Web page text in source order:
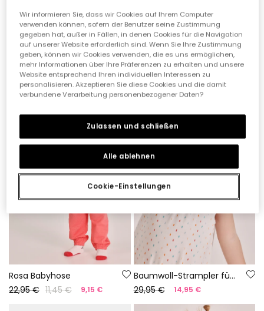
Rosa Baumwollset für Babys
27,95 €
13,95 €
Baumwoll-Weißen Baby-Strampler
22,95 €
11,45 €
Rosa Babyhose
22,95 € 11,45 € 9,15 €
Baumwoll-Strampler für Babys in Weiß
29,95 €
14,95 €
Wir informieren Sie, dass wir Cookies auf Ihrem Computer
verwenden können, sofern der Benutzer seine Zustimmung
gegeben hat, außer in Fällen, in denen Cookies für die Navigation
auf unserer Website erforderlich sind. Wenn Sie Ihre Zustimmung
geben, können wir Cookies verwenden, die es uns ermöglichen,
mehr Informationen über Ihre Präferenzen zu erhalten und unsere
Website entsprechend Ihren individuellen Interessen zu
personalisieren. Akzeptieren Sie diese Cookies und die damit
verbundene Verarbeitung personenbezogener Daten?
Cookie-Einstellungen
Alle ablehnen
Zulassen und schließen